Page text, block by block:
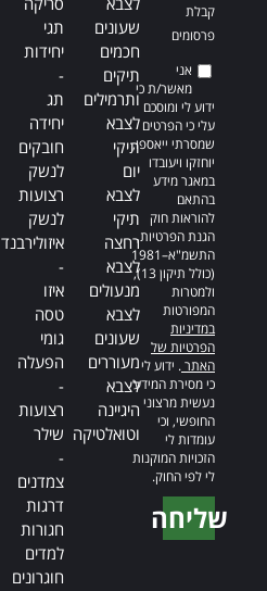
קבלת
פרסומים
אני
מאשר/ת כי
ידוע לי ומוסכם
עלי כי הפרטים
שמסרתי ייאספו,
יוחזקו ויעובדו
במאגר מידע
בהתאם
להוראות חוק
הגנת הפרטיות,
התשמ"א–1981
(כולל תיקון 13),
ולמטרות
המפורטות
במדיניות
הפרטיות של
האתר. ידוע לי
כי מסירת המידע
נעשית מרצוני
החופשי, וכי
עומדות לי
הזכויות המוקנות
לי לפי החוק.
שליחה
שעונים
חכמים
תיקים
ותרמילים
לצבא
תיקי
יום
לצבא
תיקי
רחצה
לצבא
מנעולים
לצבא
שעונים
מעוררים
לצבא
היגיינה
וטואלטיקה
תגי
יחידות
-
תג
יחידה
חובקים
לנשק
רצועות
לנשק
איזולירבנד
-
איזו
טסה
גומי
הפעלה
-
רצועות
שילר
-
צמדנים
דרגות
חגורות
למדים
חוגרונים